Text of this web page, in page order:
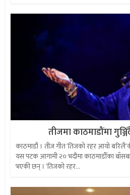
तीजमा काठमाडौंमा
काठमाडौं । तीज गीत ‘तिजको रहर आयो
यस पटक आगामी २० भदौमा काठमाडौँका
भएकी छन् । ‘तिजको रहर...